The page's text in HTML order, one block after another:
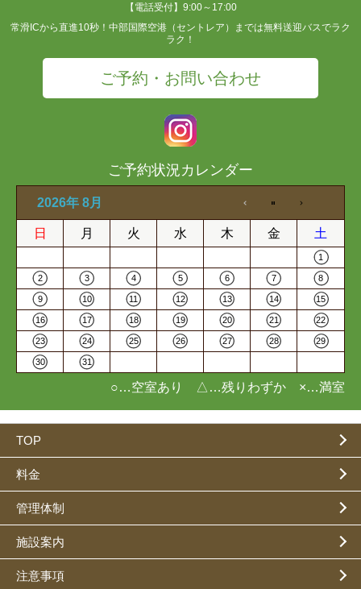
【電話受付】9:00～17:00
常滑ICから直進10秒！中部国際空港（セントレア）までは無料送迎バスでラク
ラク！
ご予約・お問い合わせ
ご予約状況カレンダー
2026年 8月
日 月 火 水 木 金 土
1
2 3 4 5 6 7 8
9 10 11 12 13 14 15
16 17 18 19 20 21 22
23 24 25 26 27 28 29
30 31
○…空室あり △…残りわずか ×…満室
TOP
料金
管理体制
施設案内
注意事項